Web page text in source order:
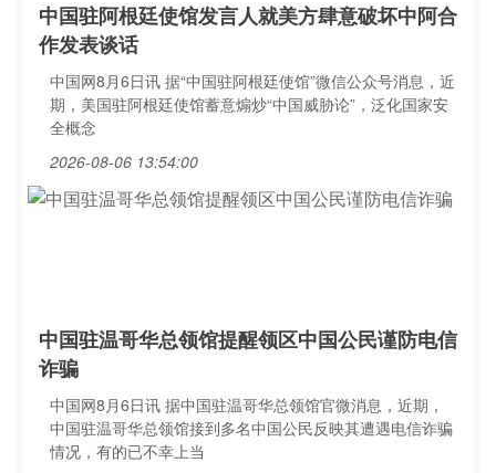
中国驻阿根廷使馆发言人就美方肆意破坏中阿合
作发表谈话
中国网8月6日讯 据“中国驻阿根廷使馆”微信公众号消息，近
期，美国驻阿根廷使馆蓄意煽炒“中国威胁论”，泛化国家安
全概念
2026-08-06 13:54:00
中国驻温哥华总领馆提醒领区中国公民谨防电信
诈骗
中国网8月6日讯 据中国驻温哥华总领馆官微消息，近期，
中国驻温哥华总领馆接到多名中国公民反映其遭遇电信诈骗
情况，有的已不幸上当